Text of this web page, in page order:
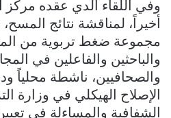
وفي اللقاء الدي عقده مركز
أخيراً، لمناقشة نتائج
مجموعة ضغط تربوية من
والباحثين والفاعلين في
والصحافيين، ناشطة محلياً
الإصلاح الهيكلي في وزارة
الشفافية والمساءلة في